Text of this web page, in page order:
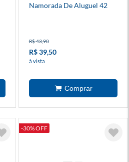
Namorada De Aluguel 42
R$ 43,90
R$ 39,50
à vista
-30% OFF